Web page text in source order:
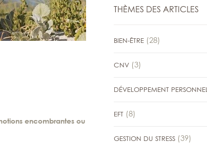
encombrantes ou
THÈMES DES ARTICLES
BIEN-ÊTRE(28)
CNV(3)
DÉVELOPPEMENT PERSONNEL
EFT(8)
GESTION DU STRESS(39)